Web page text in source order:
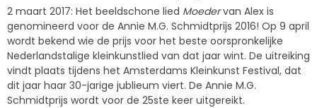
2 maart 2017: Het beeldschone lied Moedervan Alex is
genomineerd voor de Annie M.G. Schmidtprijs 2016! Op 9 april
wordt bekend wie de prijs voor het beste oorspronkelijke
Nederlandstalige kleinkunstlied van dat jaar wint. De uitreiking
vindt plaats tijdens het Amsterdams Kleinkunst Festival, dat
dit jaar haar 30-jarige jublieum viert. De Annie M.G.
Schmidtprijs wordt voor de 25ste keer uitgereikt.